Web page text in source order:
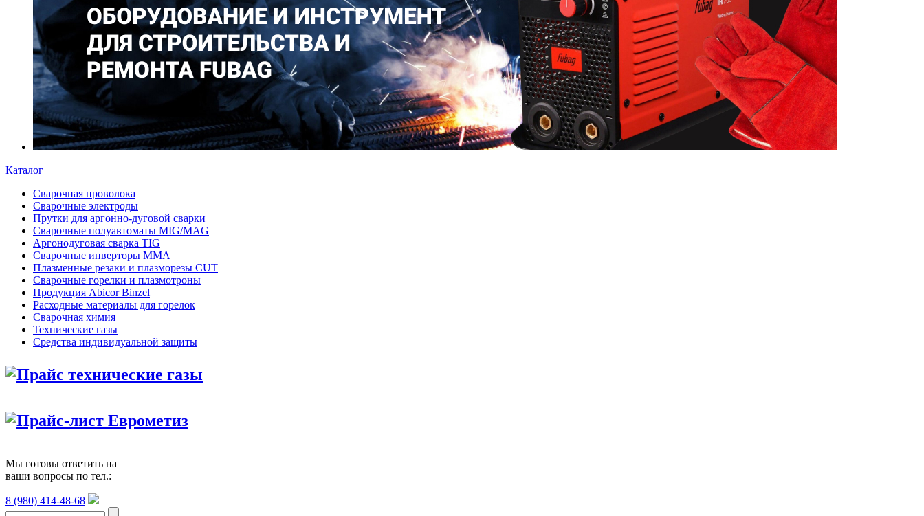
Каталог
Сварочная проволока
Сварочные электроды
Прутки для аргонно-дуговой сварки
Сварочные полуавтоматы MIG/MAG
Аргонодуговая сварка TIG
Сварочные инверторы MMA
Плазменные резаки и плазморезы CUT
Сварочные горелки и плазмотроны
Продукция Abicor Binzel
Расходные материалы для горелок
Сварочная химия
Технические газы
Средства индивидуальной защиты
Прайс технические газы
Прайс-лист Еврометиз
Мы готовы ответить на
ваши вопросы по тел.:
8 (980) 414-48-68